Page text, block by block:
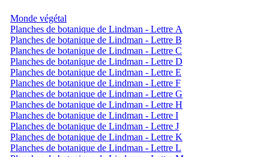
Monde végétal
Planches de botanique de Lindman - Lettre A
Planches de botanique de Lindman - Lettre B
Planches de botanique de Lindman - Lettre C
Planches de botanique de Lindman - Lettre D
Planches de botanique de Lindman - Lettre E
Planches de botanique de Lindman - Lettre F
Planches de botanique de Lindman - Lettre G
Planches de botanique de Lindman - Lettre H
Planches de botanique de Lindman - Lettre I
Planches de botanique de Lindman - Lettre J
Planches de botanique de Lindman - Lettre K
Planches de botanique de Lindman - Lettre L